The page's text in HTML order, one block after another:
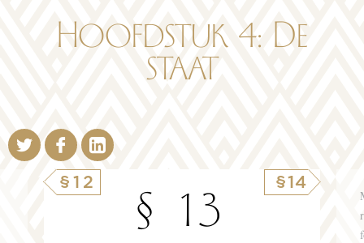
Hoofdstuk 4: De
staat
§12 §14
§ 13